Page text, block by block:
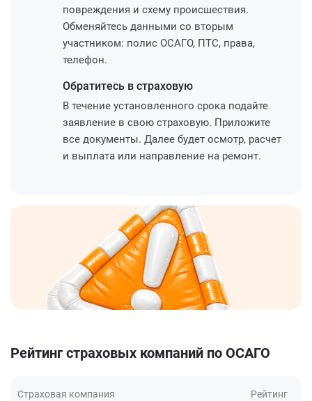
повреждения и схему происшествия.
Обменяйтесь данными со вторым
участником: полис ОСАГО, ПТС, права,
телефон.
Обратитесь в страховую
В течение установленного срока подайте
заявление в свою страховую. Приложите
все документы. Далее будет осмотр, расчет
и выплата или направление на ремонт.
Рейтинг страховых компаний по ОСАГО
Страховая компания Рейтинг